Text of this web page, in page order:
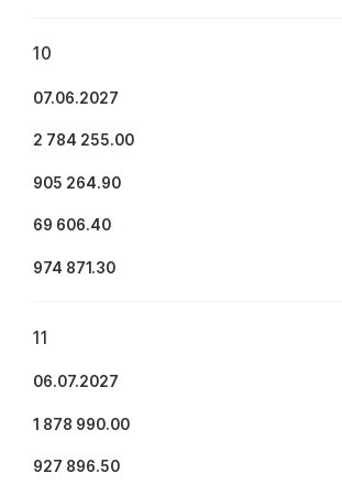
10
07.06.2027
2 784 255.00
905 264.90
69 606.40
974 871.30
11
06.07.2027
1 878 990.00
927 896.50